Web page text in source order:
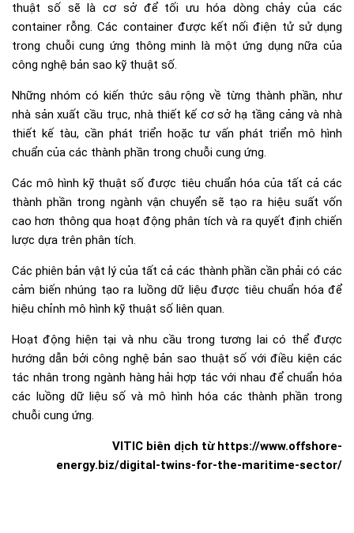
thuật số sẽ là cơ sở để tối ưu hóa dòng chảy của các
container rỗng. Các container được kết nối điện tử sử dụng
trong chuỗi cung ứng thông minh là một ứng dụng nữa của
công nghệ bản sao kỹ thuật số.
Những nhóm có kiến ​​thức sâu rộng về từng thành phần, như
nhà sản xuất cầu trục, nhà thiết kế cơ sở hạ tầng cảng và nhà
thiết kế tàu, cần phát triển hoặc tư vấn phát triển mô hình
chuẩn của các thành phần trong chuỗi cung ứng.
Các mô hình kỹ thuật số được tiêu chuẩn hóa của tất cả các
thành phần trong ngành vận chuyển sẽ tạo ra hiệu suất vốn
cao hơn thông qua hoạt động phân tích và ra quyết định chiến
lược dựa trên phân tích.
Các phiên bản vật lý của tất cả các thành phần cần phải có các
cảm biến nhúng tạo ra luồng dữ liệu được tiêu chuẩn hóa để
hiệu chỉnh mô hình kỹ thuật số liên quan.
Hoạt động hiện tại và nhu cầu trong tương lai có thể được
hướng dẫn bởi công nghệ bản sao thuật số với điều kiện các
tác nhân trong ngành hàng hải hợp tác với nhau để chuẩn hóa
các luồng dữ liệu số và mô hình hóa các thành phần trong
chuỗi cung ứng.
VITIC biên dịch từ https://www.offshore-
energy.biz/digital-twins-for-the-maritime-sector/